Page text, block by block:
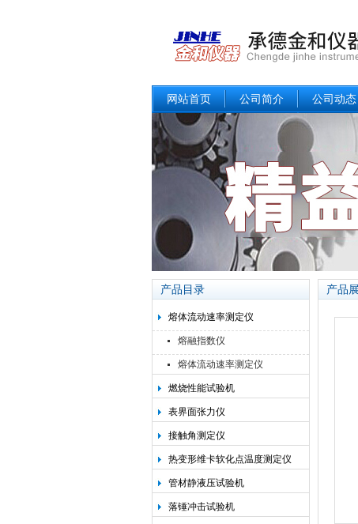
网站首页 公司简介 公司动态
产品目录
熔体流动速率测定仪
熔融指数仪
熔体流动速率测定仪
燃烧性能试验机
表界面张力仪
接触角测定仪
热变形维卡软化点温度测定仪
管材静液压试验机
落锤冲击试验机
产品